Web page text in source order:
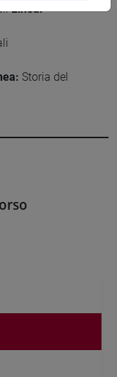
Linea:
Storia del